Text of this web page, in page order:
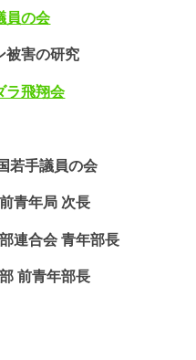
員の会
害の研究
ラ飛翔会
若手議員の会
青年局 次長
連合会 青年部長
前青年部長